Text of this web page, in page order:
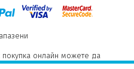
покупка онлайн можете да